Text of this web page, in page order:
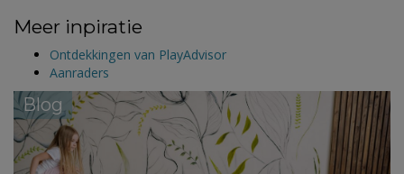
Meer inpiratie
Ontdekkingen van PlayAdvisor
Aanraders
Blog